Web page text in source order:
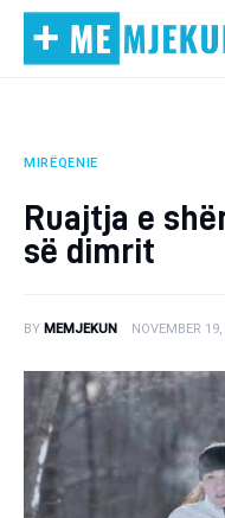
Alergjite
Endokrinologji
MIRËQENIE
Ruajtja e
së dimrit
BY MEMJEKUN NOVEMBER